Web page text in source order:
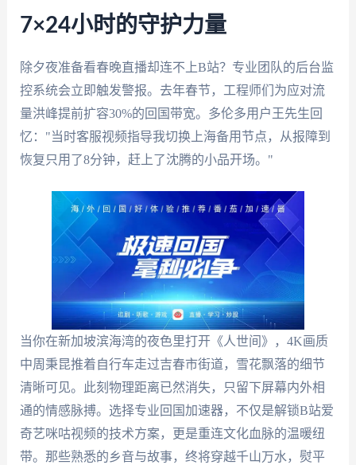
7×24小时的守护力量
除夕夜准备看春晚直播却连不上B站？专业团队的后台监
控系统会立即触发警报。去年春节，工程师们为应对流
量洪峰提前扩容30%的回国带宽。多伦多用户王先生回
忆："当时客服视频指导我切换上海备用节点，从报障到
恢复只用了8分钟，赶上了沈腾的小品开场。"
当你在新加坡滨海湾的夜色里打开《人世间》，4K画质
中周秉昆推着自行车走过吉春市街道，雪花飘落的细节
清晰可见。此刻物理距离已然消失，只留下屏幕内外相
通的情感脉搏。选择专业回国加速器，不仅是解锁B站爱
奇艺咪咕视频的技术方案，更是重连文化血脉的温暖纽
带。那些熟悉的乡音与故事，终将穿越千山万水，熨平